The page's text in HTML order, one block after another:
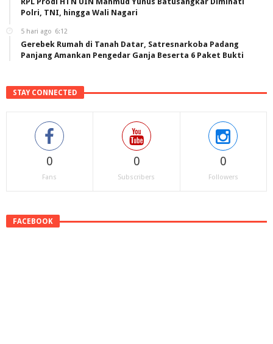
Polri, TNI, hingga Wali Nagari
5 hari ago 6:12
Gerebek Rumah di Tanah Datar, Satresnarkoba Padang
Panjang Amankan Pengedar Ganja Beserta 6 Paket Bukti
STAY CONNECTED
0
Fans
0
Subscribers
0
Followers
FACEBOOK